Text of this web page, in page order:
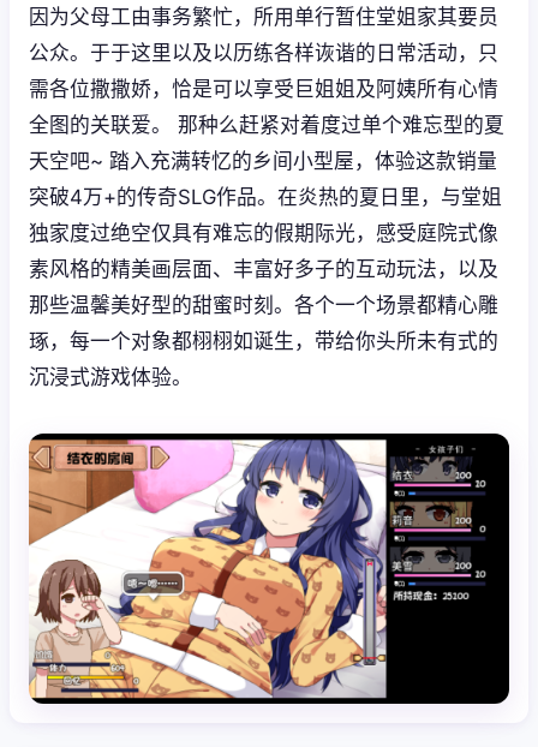
因为父母工由事务繁忙，所用单行暂住堂姐家其要员
公众。于于这里以及以历练各样诙谐的日常活动，只
需各位撒撒娇，恰是可以享受巨姐姐及阿姨所有心情
全图的关联爱。 那种么赶紧对着度过单个难忘型的夏
天空吧~ 踏入充满转忆的乡间小型屋，体验这款销量
突破4万+的传奇SLG作品。在炎热的夏日里，与堂姐
独家度过绝空仅具有难忘的假期际光，感受庭院式像
素风格的精美画层面、丰富好多子的互动玩法，以及
那些温馨美好型的甜蜜时刻。各个一个场景都精心雕
琢，每一个对象都栩栩如诞生，带给你头所未有式的
沉浸式游戏体验。